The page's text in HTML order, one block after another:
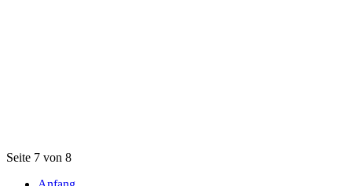
Seite 7 von 8